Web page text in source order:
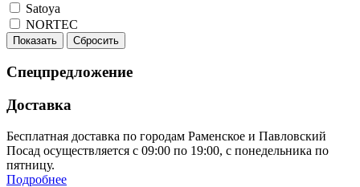
Satoya
NORTEC
Показать Сбросить
Спецпредложение
Доставка
Бесплатная доставка по городам Раменское и Павловский
Посад осуществляется с 09:00 по 19:00, с понедельника по
пятницу.
Подробнее